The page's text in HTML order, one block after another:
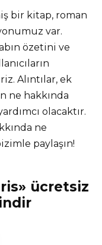
bir kitap, roman
var.
özetini ve
Alıntılar, ek
ne hakkında
olacaktır.
ne
paylaşın!
ücretsiz